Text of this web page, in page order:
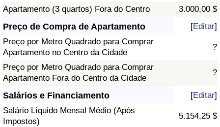
Apartamento (3 quartos) Fora do Centro
3.000,00 $
Preço de Compra de Apartamento [Editar]
Preço por Metro Quadrado para Comprar
Apartamento no Centro da Cidade
?
Preço por Metro Quadrado para Comprar
Apartamento Fora do Centro da Cidade
?
Salários e Financiamento [Editar]
Salário Líquido Mensal Médio (Após
Impostos)
5.154,25 $